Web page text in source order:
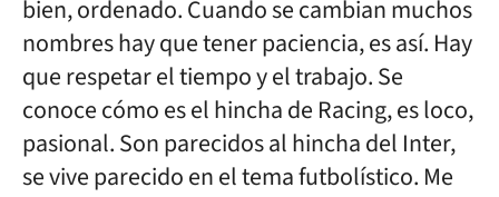
bien, ordenado. Cuando se cambian muchos
nombres hay que tener paciencia, es así. Hay
que respetar el tiempo y el trabajo. Se
conoce cómo es el hincha de Racing, es loco,
pasional. Son parecidos al hincha del Inter,
se vive parecido en el tema futbolístico. Me